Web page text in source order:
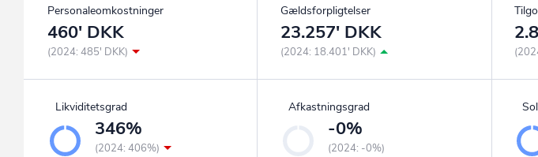
Personaleomkostninger
460' DKK
(2024: 485' DKK)
Gældsforpligtelser
23.257' DKK
(2024: 18.401' DKK)
Likviditetsgrad
346%
(2024: 406%)
Afkastningsgrad
-0%
(2024: -0%)